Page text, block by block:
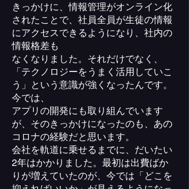
きっかけに、情報管理がオンライン化
されたことで、社員全員が生徒の情報
にアクセスできるようになり、社内の
情報格差も
なくなりました。それだけでなく、
「テクノロジーをうまく活用していこ
う」という意識が強くなったんです。
今では、
アプリの開発にも取り組んでいます
が、そのきっかけになったのも、あの
コロナの経験だと思います。
会社を軌道に乗せるまでに、だいたい
2年はかかりました。最初は出費ばか
りが増えていたのが、今では「どこを